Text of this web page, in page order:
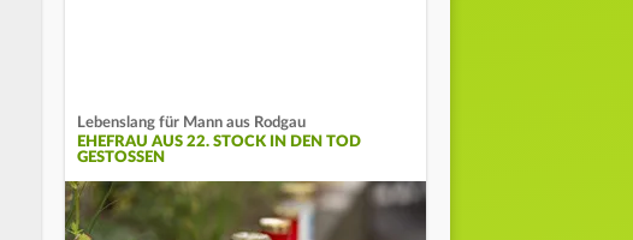
Lebenslang für Mann aus Rodgau
EHEFRAU AUS 22. STOCK IN DEN TOD
GESTOSSEN